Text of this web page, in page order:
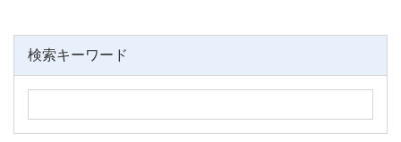
検索キーワード